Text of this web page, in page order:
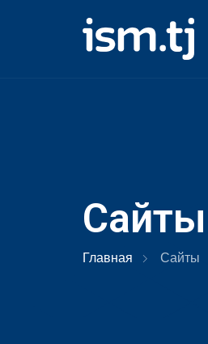
Сайты
Главная Сайты